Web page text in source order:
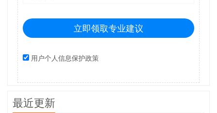
立即领取专业建议
用户个人信息保护政策
最近更新